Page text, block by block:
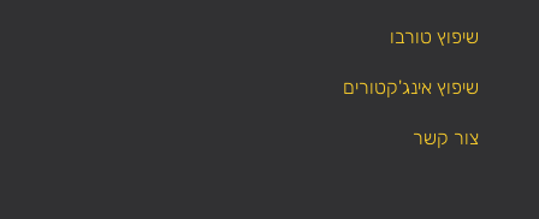
שיפוץ טורבו
שיפוץ אינג'קטורים
צור קשר